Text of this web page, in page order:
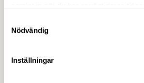
Nödvändig
Inställningar
Europe” i Bryssel, arrangerat av
Näringsliv tillsammans med